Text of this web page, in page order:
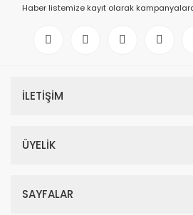
Haber listemize kayıt olarak
İLETİŞİM
ÜYELİK
SAYFALAR